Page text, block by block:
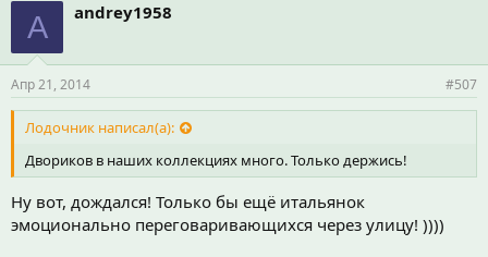
A andrey1958
Апр 21, 2014 #507
Лодочник написал(а):
Двориков в наших коллекциях много. Только держись!
Ну вот, дождался! Только бы ещё итальянок
эмоционально переговаривающихся через улицу! ))))